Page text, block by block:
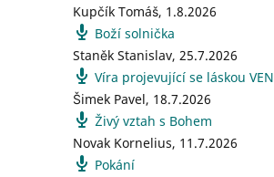
Kupčík Tomáš, 1.8.2026
Boží solnička
Staněk Stanislav,25.7.2026
Víra projevující se láskou VEN
Šimek Pavel, 18.7.2026
Živý vztah s Bohem
Novak Kornelius, 11.7.2026
Pokání